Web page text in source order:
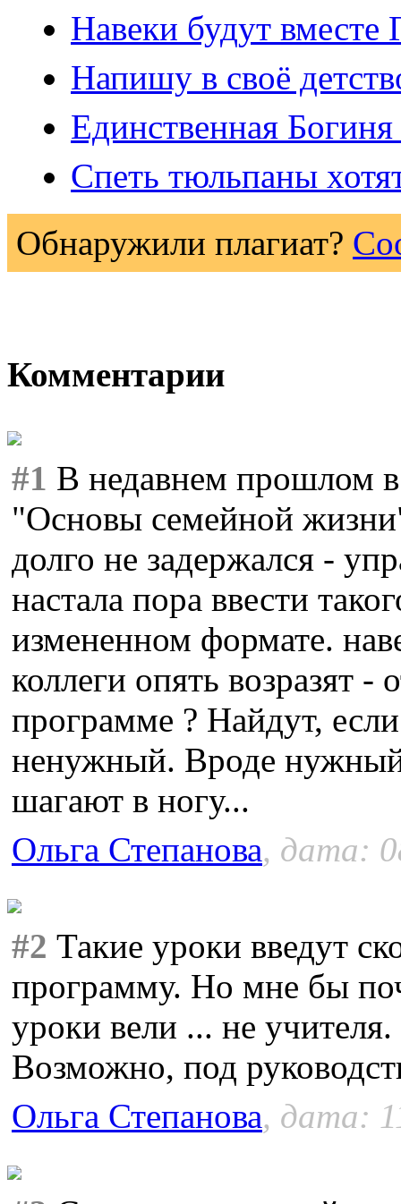
Навеки будут вместе
Напишу в своё
Единственная
Спеть тюльпаны
Обнаружили плагиат?
Комментарии
#1 В недавнем прошлом
"Основы семейной
долго не задержался -
настала пора ввести
измененном формате.
коллеги опять возразят
программе ? Найдут,
ненужный. Вроде
шагают в ногу...
Ольга Степанова, дата:
#2 Такие уроки введут
программу. Но мне бы
уроки вели ... не
Возможно, под
Ольга Степанова, дата: